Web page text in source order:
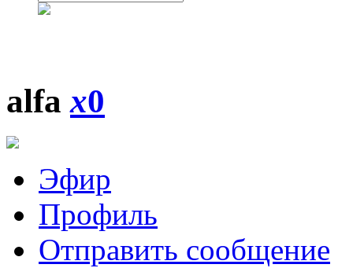
alfax0
Эфир
Профиль
Отправить сообщение